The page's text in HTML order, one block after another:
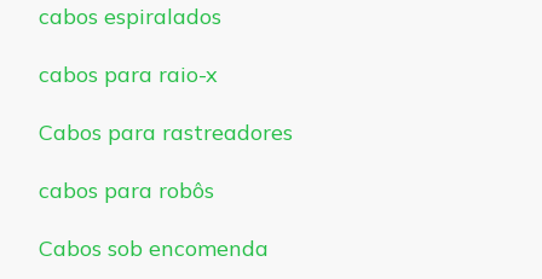
cabos espiralados
cabos para raio-x
Cabos para rastreadores
cabos para robôs
Cabos sob encomenda